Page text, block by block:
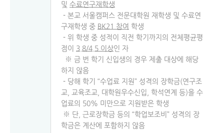
및 수료연구재학생
- 본교 서울캠퍼스 전문대학원 재학생 및 수료연
구재학생 중 BK21 참여 학생
- 위 학생 중 성적이 직전 학기까지의 전체평균평
점이 3.8/4.5 이상인 자
※ 금 번 학기 신입생의 경우 제출 대상에 해당
하지 않음
- 당해 학기 “수업료 지원” 성격의 장학금(연구조
교, 교육조교, 대학원우수신입, 학석연계 등)을 수
업료의 50% 미만으로 지원받은 학생
※ 단, 근로장학금 등의 “학업보조비” 성격의 장
학금은 계산에 포함하지 않음